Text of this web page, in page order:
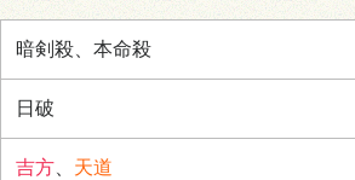
暗剣殺、本命殺
日破
吉方 天道